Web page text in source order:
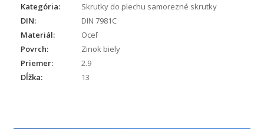
Kategória:
Skrutky do plechu samorezné skrutky
DIN:
DIN 7981C
Materiál:
Oceľ
Povrch:
Zinok biely
Priemer:
2.9
Dĺžka:
13